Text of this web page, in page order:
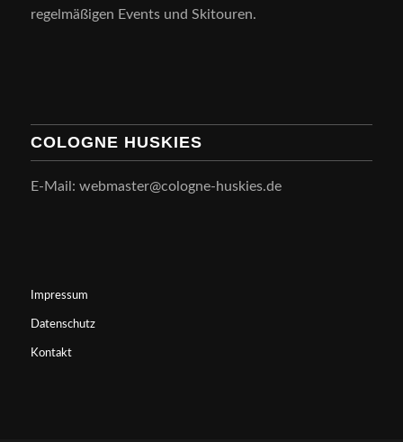
regelmäßigen Events und Skitouren.
COLOGNE HUSKIES
E-Mail: webmaster@cologne-huskies.de
Impressum
Datenschutz
Kontakt